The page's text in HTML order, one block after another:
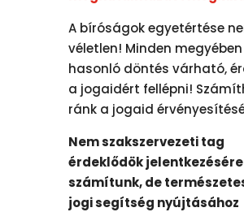
A bíróságok egyetértése
véletlen! Minden megyében
hasonló döntés várható,
a jogaidért fellépni!
ránk a jogaid
Nem szakszervezeti tag
érdeklődök jelentkezésére
számítunk, de
jogi segítség nyújtásához